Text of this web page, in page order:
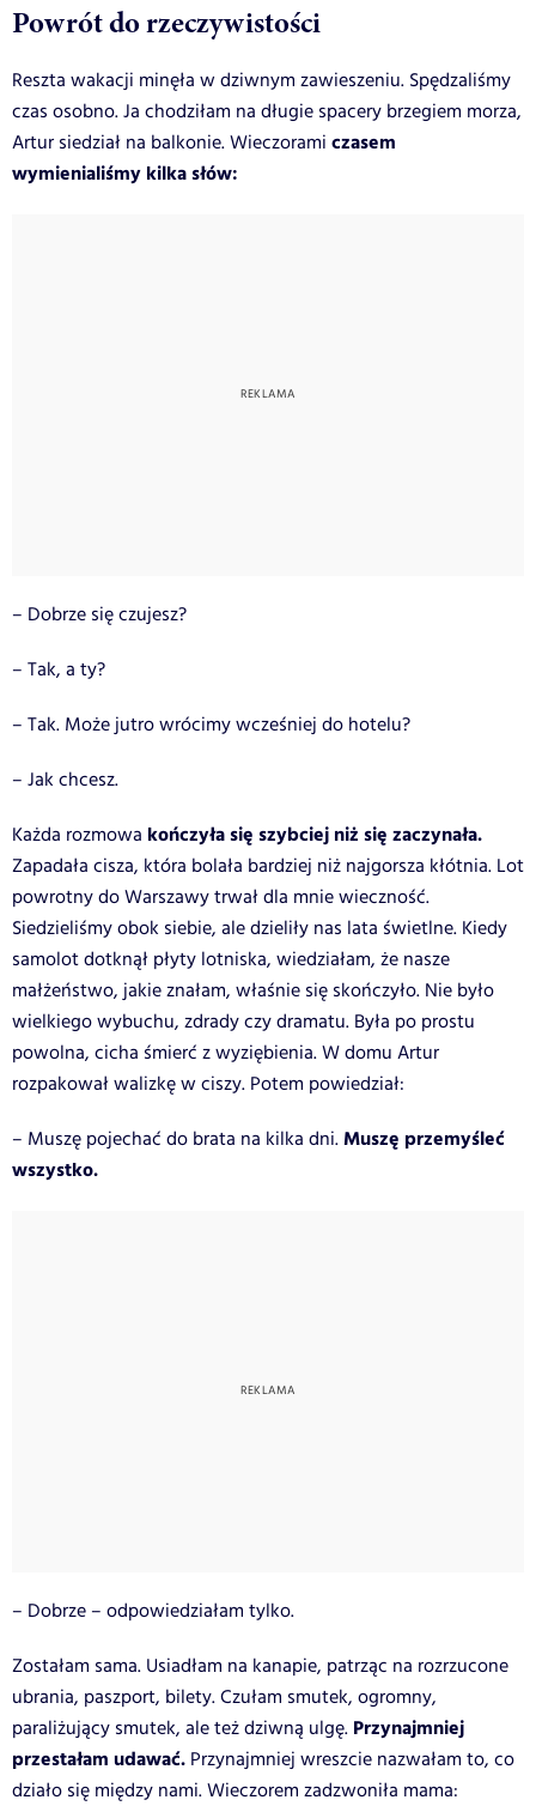
Powrót do rzeczywistości
Reszta wakacji minęła w dziwnym zawieszeniu. Spędzaliśmy
czas osobno. Ja chodziłam na długie spacery brzegiem morza,
Artur siedział na balkonie. Wieczorami czasem
wymienialiśmy kilka słów:
– Dobrze się czujesz?
– Tak, a ty?
– Tak. Może jutro wrócimy wcześniej do hotelu?
– Jak chcesz.
Każda rozmowa kończyła się szybciej niż się zaczynała.
Zapadała cisza, która bolała bardziej niż najgorsza kłótnia. Lot
powrotny do Warszawy trwał dla mnie wieczność.
Siedzieliśmy obok siebie, ale dzieliły nas lata świetlne. Kiedy
samolot dotknął płyty lotniska, wiedziałam, że nasze
małżeństwo, jakie znałam, właśnie się skończyło. Nie było
wielkiego wybuchu, zdrady czy dramatu. Była po prostu
powolna, cicha śmierć z wyziębienia. W domu Artur
rozpakował walizkę w ciszy. Potem powiedział:
– Muszę pojechać do brata na kilka dni.Muszę przemyśleć
wszystko.
– Dobrze – odpowiedziałam tylko.
Zostałam sama. Usiadłam na kanapie, patrząc na rozrzucone
ubrania, paszport, bilety. Czułam smutek, ogromny,
paraliżujący smutek, ale też dziwną ulgę. Przynajmniej
przestałam udawać. Przynajmniej wreszcie nazwałam to, co
działo się między nami. Wieczorem zadzwoniła mama: